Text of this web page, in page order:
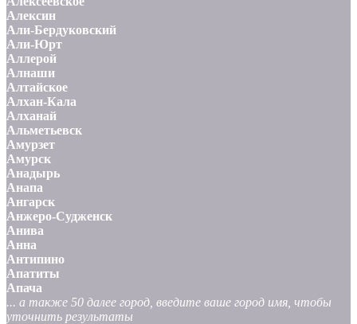
Алексин
Али-Бердуковский
Али-Юрт
Аллерой
Алнаши
Алтайское
Алхан-Кала
Алханай
Альметьевск
Амурзет
Амурск
Анадырь
Анапа
Ангарск
Анжеро-Судженск
Анива
Анна
Антипино
Апатиты
Апача
... а также 50 далее город, введите ваше город имя, чтобы
уточнить результаты